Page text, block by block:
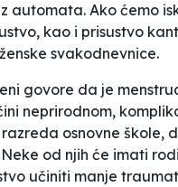
automata. Ako ćemo
kao i prisustvo
svakodnevnice.
govore da je
neprirodnom,
osnovne
od njih će imati
učiniti manje